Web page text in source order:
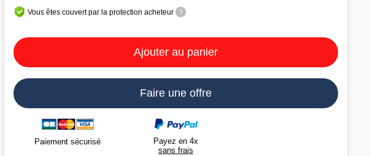
Vous êtes couvert par la protection acheteur ?
Ajouter au panier
Faire une offre
Paiement sécurisé
Payez en 4x
sans frais